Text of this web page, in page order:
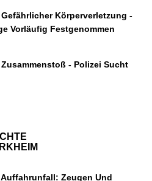
Gefährlicher Körperverletzung -
Vorläufig Festgenommen
Zusammenstoß - Polizei Sucht
Auffahrunfall: Zeugen Und